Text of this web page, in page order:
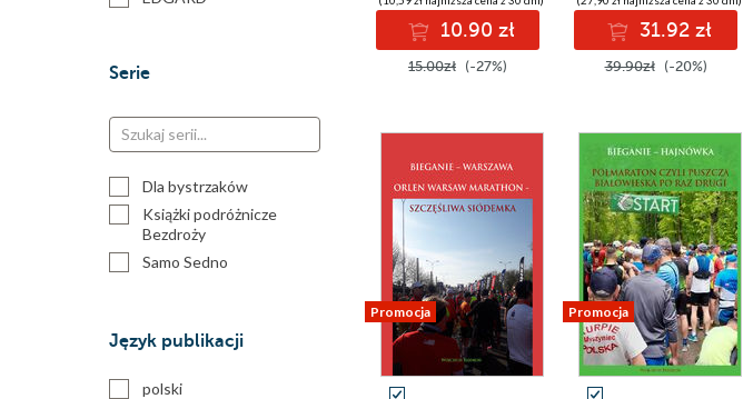
self publisher
Serie
Dla bystrzaków
Książki podróżnicze
Bezdroży
Samo Sedno
Język publikacji
polski
10.90 zł
15.00zł (-27%)
31.92 zł
39.90zł (-20%)
Promocja Promocja